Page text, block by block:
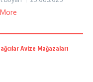
Avize Mağazaları